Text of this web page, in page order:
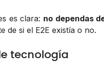
es clara: no dependas
de si el E2E existía o no.
tecnología